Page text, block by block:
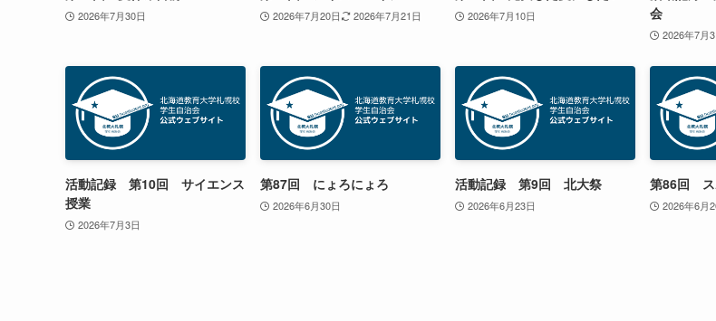
2026年7月30日 2026年7月20日 2026年7月21日 2026年7月10日
会
2026年7月3
活動記録 第10回 サイエンス
授業
2026年7月3日
第87回 にょろにょろ
2026年6月30日
活動記録 第9回 北大祭
2026年6月23日
第86回 ス
2026年6月